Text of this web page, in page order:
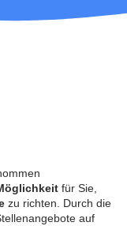
für Sie,
zu richten. Durch die
auf